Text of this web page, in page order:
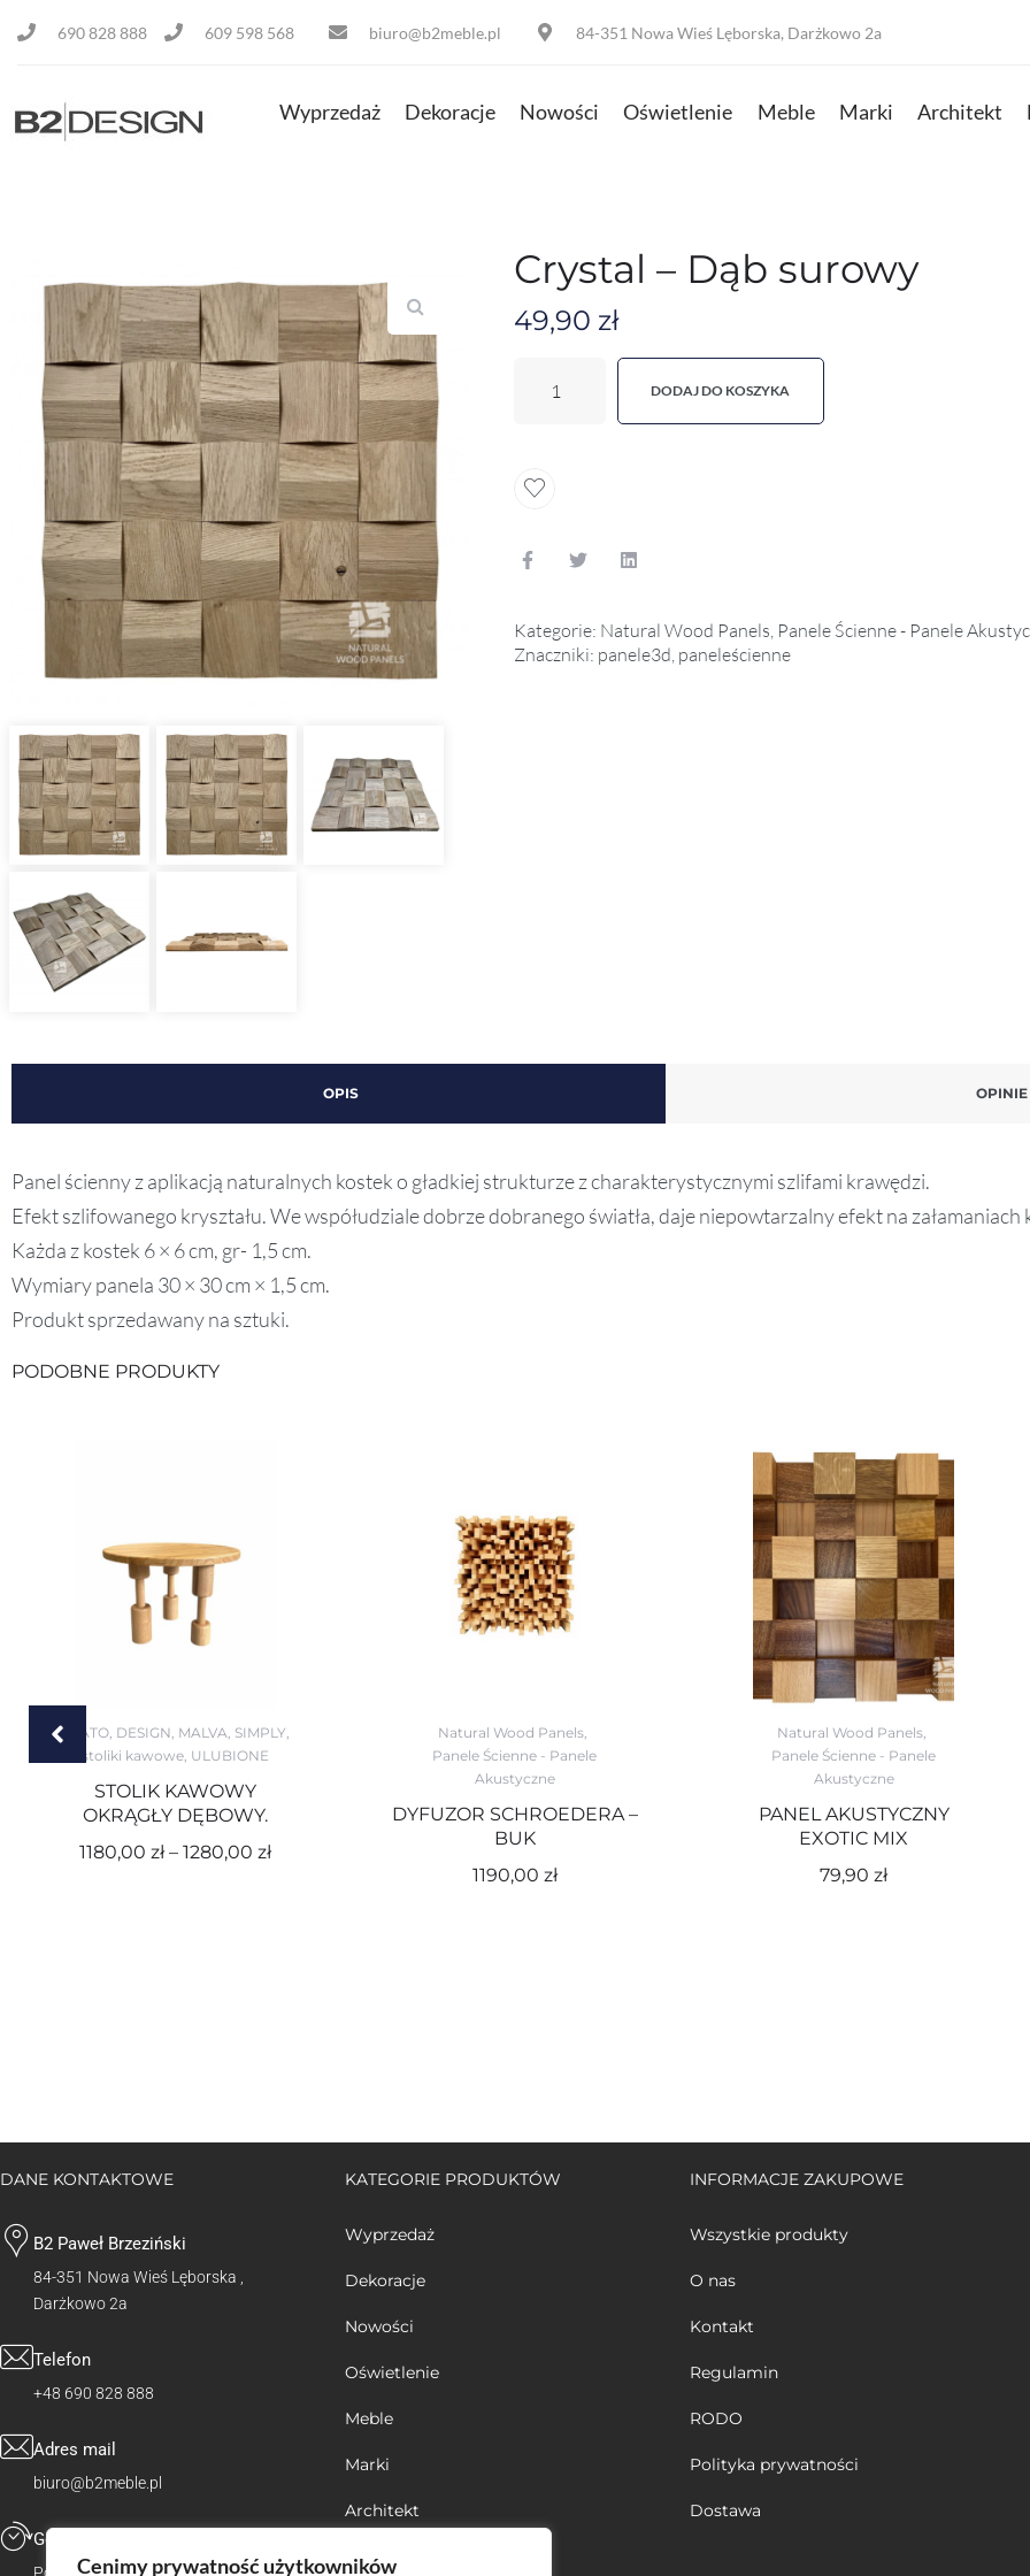
Cenimy prywatność użytkowników
690 828 888 609 598 568 biuro@b2meble.pl 84-351 Nowa Wieś Lęborska, Darżkowo 2a
Wyprzedaż Dekoracje Nowości Oświetlenie Meble Marki Architekt
Crystal – Dąb surowy
49,90 zł
DODAJ DO KOSZYKA
Kategorie: Natural Wood Panels, Panele Ścienne - Panele
Znaczniki: panele3d, paneleścienne
OPIS
Panel ścienny z aplikacją naturalnych kostek o gładkiej strukturze z charakterystycznymi szlifami krawędzi.
Efekt szlifowanego kryształu. We współudziale dobrze dobranego światła, daje niepowtarzalny efekt na załamaniach
Każda z kostek 6 × 6 cm, gr- 1,5 cm.
Wymiary panela 30 × 30 cm × 1,5 cm.
Produkt sprzedawany na sztuki.
PODOBNE PRODUKTY
ABATO, DESIGN MALVA SIMPLY
stoliki kawowe ULUBIONE
STOLIK KAWOWY
OKRĄGŁY DĘBOWY.
1180,00 zł – 1280,00 zł
Natural Wood Panels
Panele Ścienne - Panele
Akustyczne
DYFUZOR SCHROEDERA –
BUK
1190,00 zł
Natural Wood Panels
Panele Ścienne - Panele
Akustyczne
PANEL AKUSTYCZNY
EXOTIC MIX
79,90 zł
DANE KONTAKTOWE
B2 Paweł Brzeziński
84-351 Nowa Wieś Lęborska ,
Darżkowo 2a
Telefon
+48 690 828 888
Adres mail
biuro@b2meble.pl
Godziny pracy
Poniedziałek - sobota: 08:00 - 16:00
KATEGORIE PRODUKTÓW
Wyprzedaż
Dekoracje
Nowości
Oświetlenie
Meble
Marki
Architekt
Na zamówienie
INFORMACJE ZAKUPOWE
Wszystkie produkty
O nas
Kontakt
Regulamin
RODO
Polityka prywatności
Dostawa